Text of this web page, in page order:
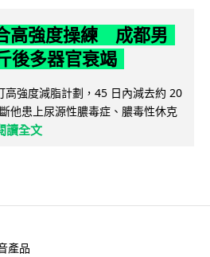
高強度操練 成都男
後多器官衰竭
高強度減脂計劃，45 日內減去約 20
他患上尿源性膿毒症、膿毒性休克
讀全文
產品